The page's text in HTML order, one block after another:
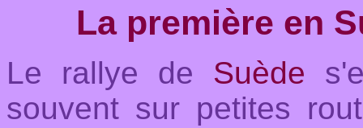
La première en
Le rallye de Suède
souvent sur petites